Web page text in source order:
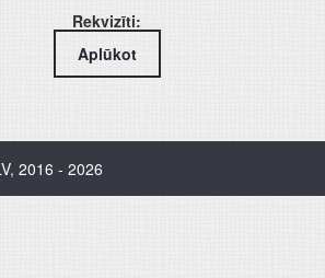
Rekvizīti:
Aplūkot
2016 - 2026